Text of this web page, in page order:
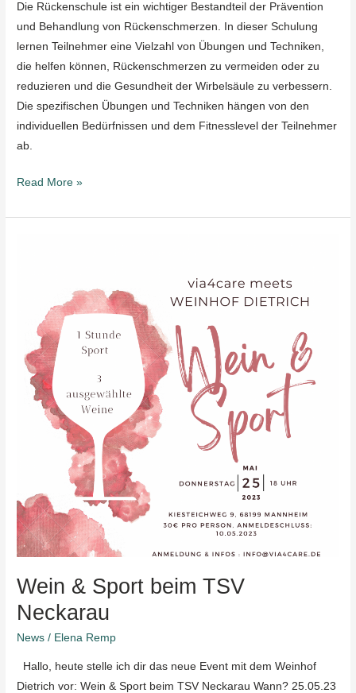
Die Rückenschule ist ein wichtiger Bestandteil der Prävention
und Behandlung von Rückenschmerzen. In dieser Schulung
lernen Teilnehmer eine Vielzahl von Übungen und Techniken,
die helfen können, Rückenschmerzen zu vermeiden oder zu
reduzieren und die Gesundheit der Wirbelsäule zu verbessern.
Die spezifischen Übungen und Techniken hängen von den
individuellen Bedürfnissen und dem Fitnesslevel der Teilnehmer
ab.
Read More »
Wein & Sport beim TSV
Neckarau
News / Elena Remp
Hallo, heute stelle ich dir das neue Event mit dem Weinhof
Dietrich vor: Wein & Sport beim TSV Neckarau Wann? 25.05.23
Neckarau